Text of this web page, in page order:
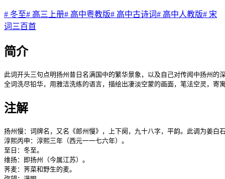
# 冬至# 高三上册# 高中粤教版# 高中古诗词# 高中人教版# 宋
词三百首
简介
此词开头三句点明扬州昔日名满国中的繁华景象，以及自己对传闻中扬州
全词洗尽铅华，用雅洁洗练的语言，描绘出凄淡空蒙的画面，笔法空灵，
注解
扬州慢：词牌名，又名《郎州慢》，上下阕，九十八字，平韵。此调为姜白
淳熙丙申：淳熙三年（西元一一七六年）。
至日：冬至。
维扬：即扬州（今属江苏）。
荠麦：荠菜和野生的麦。